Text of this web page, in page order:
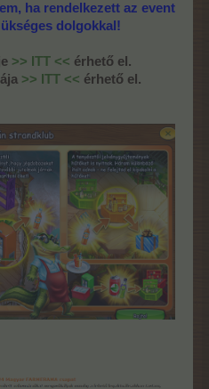
ha rendelkezett az event
dolgokkal!
>> ITT << érhető el.
>> ITT << érhető el.